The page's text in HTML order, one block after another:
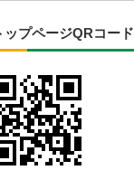
ップページQRコード